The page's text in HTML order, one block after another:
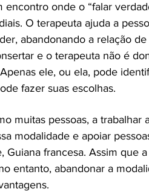
onde o “falar
O terapeuta ajuda a
abandonando a relação
e o terapeuta não é
ele, ou ela, pode
fazer suas escolhas.
muitas pessoas, a trabalhar
modalidade e apoiar
Guiana francesa. Assim que
entanto, abandonar a